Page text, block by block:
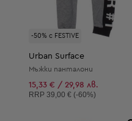
-50% с FESTIVE
Urban Surface
Мъжки панталони
15,33 € / 29,98 лв.
Препоръчителна цена:
RRP 39,00 € (-60%)